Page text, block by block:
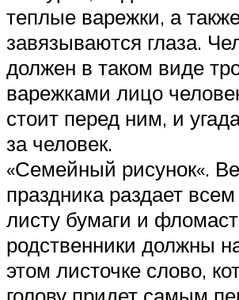
теплые варежки, а
завязываются глаза.
должен в таком виде
варежками лицо
стоит перед ним, и
за человек.
«Семейный рисунок«.
праздника раздает
листу бумаги и
родственники должны
этом листочке слово,